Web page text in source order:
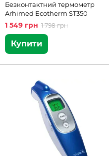
Безконтактний термометр
Arhimed Ecotherm ST350
1 549 грн 1 798 грн
Купити